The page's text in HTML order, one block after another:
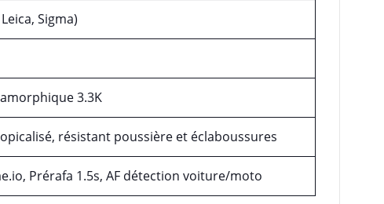
Sigma)
3.3K
résistant poussière et éclaboussures
Prérafa 1.5s, AF détection voiture/moto